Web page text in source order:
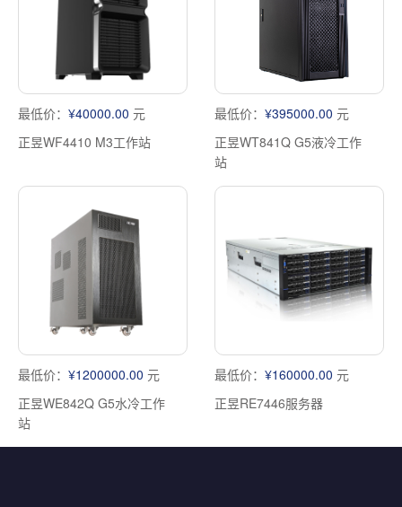
最低价： ¥40000.00 元
正昱WF4410 M3工作站
最低价： ¥395000.00 元
正昱WT841Q G5液冷工作
站
最低价： ¥1200000.00 元
正昱WE842Q G5水冷工作
站
最低价： ¥160000.00 元
正昱RE7446服务器